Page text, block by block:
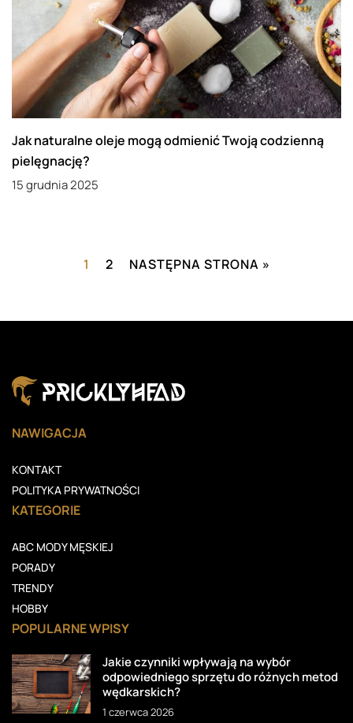
Jak naturalne oleje mogą odmienić Twoją codzienną
pielęgnację?
15 grudnia 2025
1 2 NASTĘPNA STRONA »
NAWIGACJA
KONTAKT
POLITYKA PRYWATNOŚCI
KATEGORIE
ABC MODY MĘSKIEJ
PORADY
TRENDY
HOBBY
POPULARNE WPISY
Jakie czynniki wpływają na wybór
odpowiedniego sprzętu do różnych metod
wędkarskich?
1 czerwca 2026